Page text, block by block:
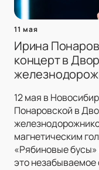
11 мая
Ирина
концерт в
12 мая в
Понаровской в
магнетическим
«Рябиновые
это незабываемое